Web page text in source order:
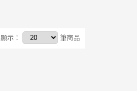
顯示： 筆商品